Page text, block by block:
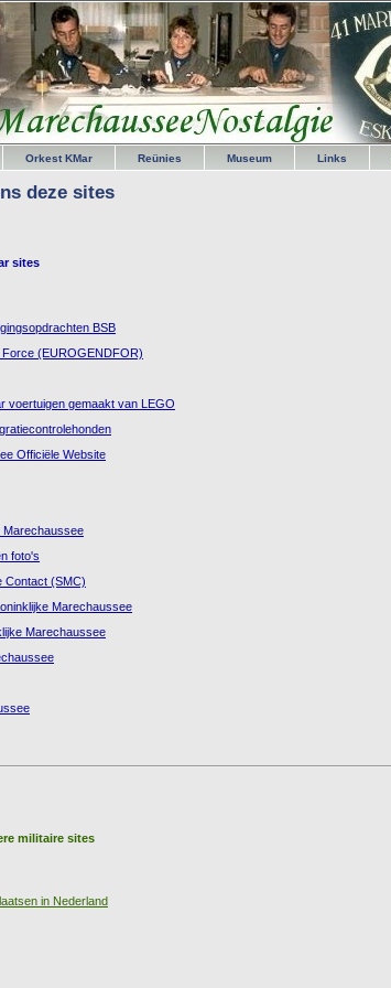
Orkest KMar Reünies Museum Links
deze sites
sites
BSB
(EUROGENDFOR)
voertuigen gemaakt van LEGO
Officiële Website
Marechaussee
foto's
Contact (SMC)
Marechaussee
Marechaussee
militaire sites
in Nederland